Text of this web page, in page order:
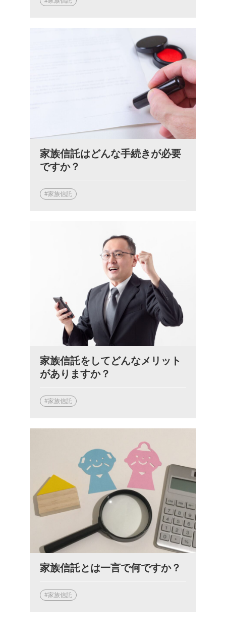
家族信託はどんな手続きが必要
ですか？
#家族信託
家族信託をしてどんなメリット
がありますか？
#家族信託
家族信託とは一言で何ですか？
#家族信託